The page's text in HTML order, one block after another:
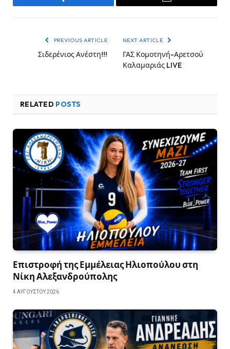
Facebook Email
PREVIOUS ARTICLE
Σιδερένιος Ανέστη!!!
NEXT ARTICLE
ΓΑΣ Κομοτηνή-Αρετσού
Καλαμαριάς LIVE
RELATED POSTS
Επιστροφή της Εμμέλειας Ηλιοπούλου στη
Νίκη Αλεξανδρούπολης
4 ΑΥΓΟΎΣΤΟΥ 2026